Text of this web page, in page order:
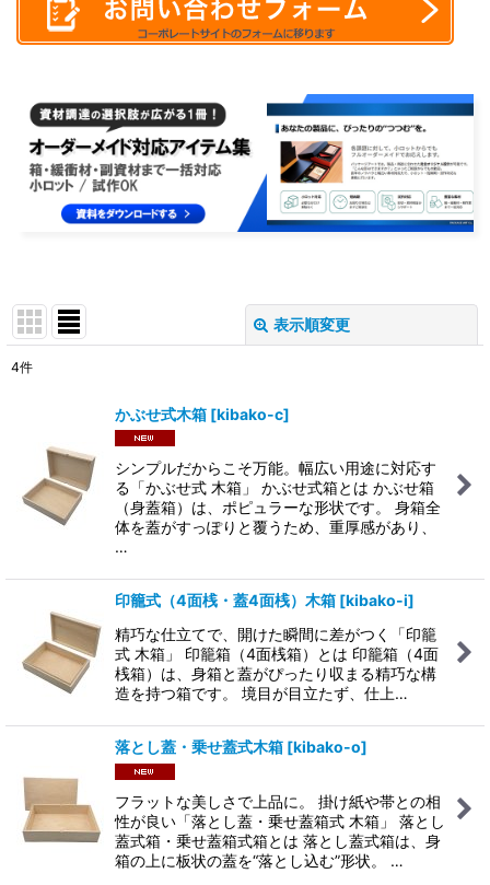
表示順変更
並び順:
4件
かぶせ式木箱 [kibako-c]
シンプルだからこそ万能。幅広い用途に対応す
る「かぶせ式 木箱」 かぶせ式箱とは かぶせ箱
（身蓋箱）は、ポピュラーな形状です。 身箱全
体を蓋がすっぽりと覆うため、重厚感があり、
…
印籠式（4面桟・蓋4面桟）木箱 [kibako-i]
精巧な仕立てで、開けた瞬間に差がつく「印籠
式 木箱」 印籠箱（4面桟箱）とは 印籠箱（4面
桟箱）は、身箱と蓋がぴったり収まる精巧な構
造を持つ箱です。 境目が目立たず、仕上…
落とし蓋・乗せ蓋式木箱 [kibako-o]
フラットな美しさで上品に。 掛け紙や帯との相
性が良い「落とし蓋・乗せ蓋箱式 木箱」 落とし
蓋式箱・乗せ蓋箱式箱とは 落とし蓋式箱は、身
箱の上に板状の蓋を“落とし込む”形状。 …